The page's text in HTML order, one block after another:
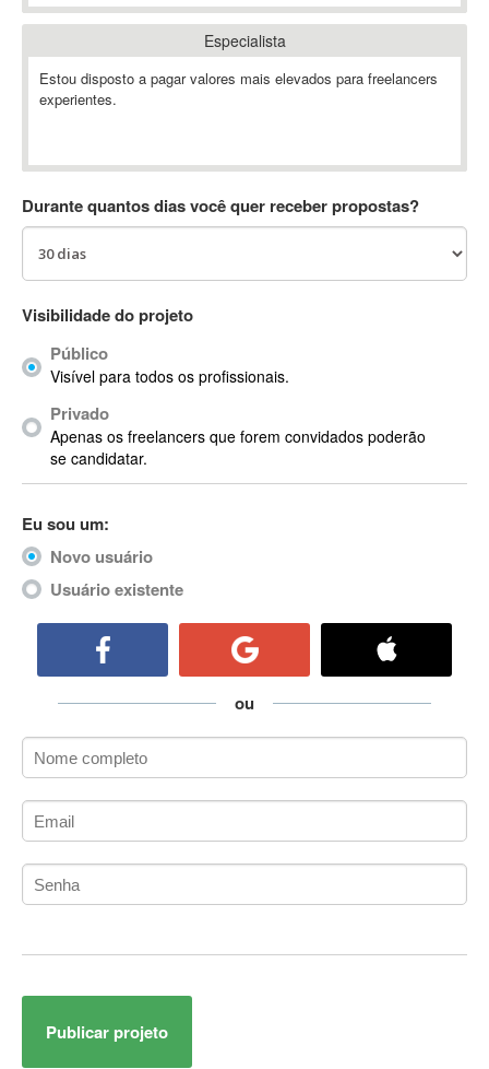
Ableton Push
Abstract
Abstract Window Toolkit (AWT)
Absynth
AC3
AccountMate
ACDSee
ACID Pro
ACPI
Acrobat X
ACT
Actian
Actimize
ActionScript 3
Active Directory
ActiveCollab
ActiveX
ActiveX Data Objects (ADO)
Ada
Adianti Framework
ADK
Administração
Administração de Artistas e Repertórios
Administração de Redes
Administração PostgreSQL
ADO.NET Entity Framework
Especialista
Estou disposto a pagar valores mais elevados para freelancers
experientes.
Durante quantos dias você quer receber propostas?
Visibilidade do projeto
Público
Visível para todos os profissionais.
Privado
Apenas os freelancers que forem convidados poderão
se candidatar.
Eu sou um:
Novo usuário
Usuário existente
ou
Publicar projeto